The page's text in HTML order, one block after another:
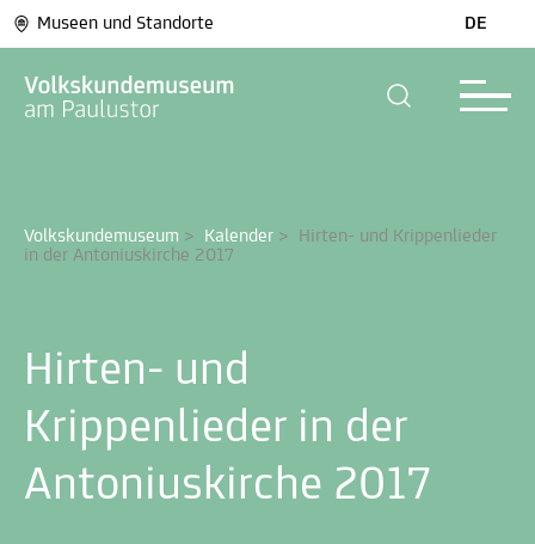
Museen und Standorte DE
Volkskundemuseum > Kalender >
Hirten- und Krippenlieder
in der Antoniuskirche 2017
Hirten- und
Krippenlieder in der
Antoniuskirche 2017